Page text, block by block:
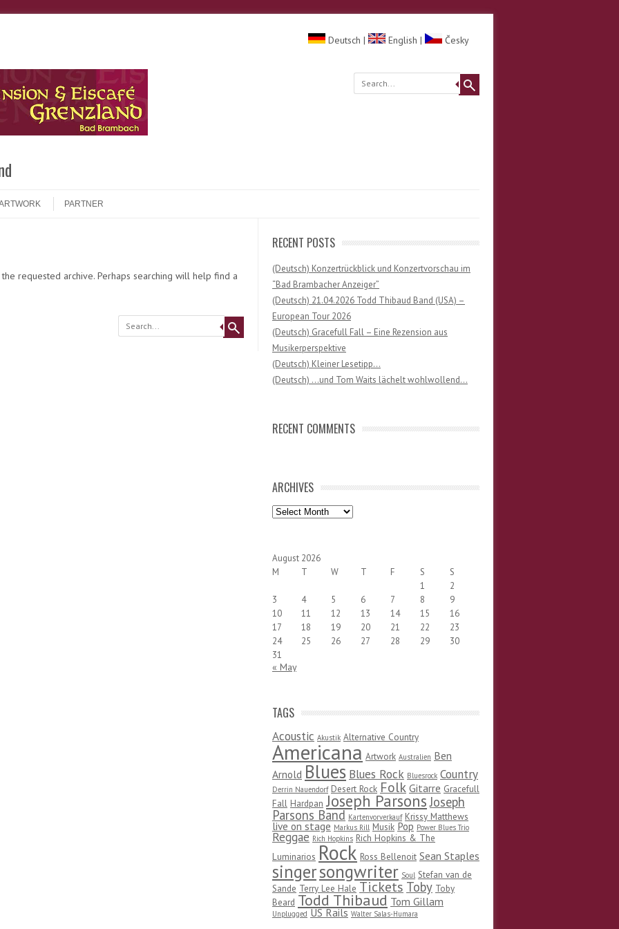
Deutsch | English | Česky
PARTNER
requested archive. Perhaps searching will help find a
RECENT POSTS
(Deutsch) Konzertrückblick und Konzertvorschau im
“Bad Brambacher Anzeiger”
(Deutsch) 21.04.2026 Todd Thibaud Band (USA) –
European Tour 2026
(Deutsch) Gracefull Fall – Eine Rezension aus
Musikerperspektive
(Deutsch) Kleiner Lesetipp…
(Deutsch) …und Tom Waits lächelt wohlwollend…
RECENT COMMENTS
ARCHIVES
Archives
August 2026
M
T W T F S
S
1
2
3
4 5 6 7 8
9
10
11 12 13 14 15
16
17
18 19 20 21 22
23
24
25 26 27 28 29
30
31
« May
TAGS
Acoustic Akustik Alternative Country
Americana Artwork Australien Ben
Arnold Blues Blues Rock Bluesrock Country
Derrin Nauendorf Desert Rock Folk Gitarre Gracefull
Fall Hardpan Joseph Parsons Joseph
Parsons Band Kartenvorverkauf Krissy Matthews
live on stage Markus Rill Musik Pop Power Blues Trio
Reggae Rich Hopkins Rich Hopkins & The
Luminarios Rock Ross Bellenoit Sean Staples
singersongwriter Soul Stefan van de
Sande Terry Lee Hale Tickets Toby Toby
Beard Todd Thibaud Tom Gillam
Unplugged US Rails Walter Salas-Humara